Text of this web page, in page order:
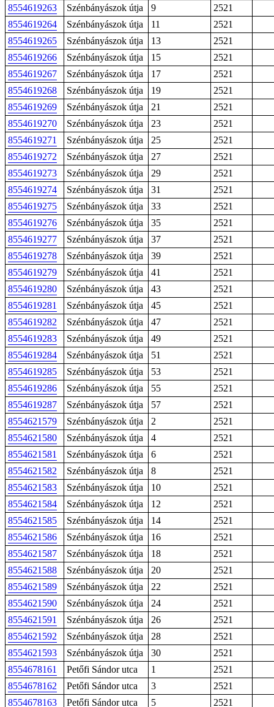
8554619263
Szénbányászok útja 9
2521
8554619264
Szénbányászok útja 11
2521
8554619265
Szénbányászok útja 13
2521
8554619266
Szénbányászok útja 15
2521
8554619267
Szénbányászok útja 17
2521
8554619268
Szénbányászok útja 19
2521
8554619269
Szénbányászok útja 21
2521
8554619270
Szénbányászok útja 23
2521
8554619271
Szénbányászok útja 25
2521
8554619272
Szénbányászok útja 27
2521
8554619273
Szénbányászok útja 29
2521
8554619274
Szénbányászok útja 31
2521
8554619275
Szénbányászok útja 33
2521
8554619276
Szénbányászok útja 35
2521
8554619277
Szénbányászok útja 37
2521
8554619278
Szénbányászok útja 39
2521
8554619279
Szénbányászok útja 41
2521
8554619280
Szénbányászok útja 43
2521
8554619281
Szénbányászok útja 45
2521
8554619282
Szénbányászok útja 47
2521
8554619283
Szénbányászok útja 49
2521
8554619284
Szénbányászok útja 51
2521
8554619285
Szénbányászok útja 53
2521
8554619286
Szénbányászok útja 55
2521
8554619287
Szénbányászok útja 57
2521
8554621579
Szénbányászok útja 2
2521
8554621580
Szénbányászok útja 4
2521
8554621581
Szénbányászok útja 6
2521
8554621582
Szénbányászok útja 8
2521
8554621583
Szénbányászok útja 10
2521
8554621584
Szénbányászok útja 12
2521
8554621585
Szénbányászok útja 14
2521
8554621586
Szénbányászok útja 16
2521
8554621587
Szénbányászok útja 18
2521
8554621588
Szénbányászok útja 20
2521
8554621589
Szénbányászok útja 22
2521
8554621590
Szénbányászok útja 24
2521
8554621591
Szénbányászok útja 26
2521
8554621592
Szénbányászok útja 28
2521
8554621593
Szénbányászok útja 30
2521
8554678161
Petőfi Sándor utca 1
2521
8554678162
Petőfi Sándor utca 3
2521
8554678163
Petőfi Sándor utca 5 2521